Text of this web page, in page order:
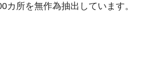
所を無作為抽出しています。